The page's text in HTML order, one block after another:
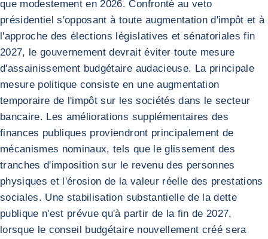
que modestement en 2026. Confronté au veto
présidentiel s'opposant à toute augmentation d'impôt et à
l'approche des élections législatives et sénatoriales fin
2027, le gouvernement devrait éviter toute mesure
d'assainissement budgétaire audacieuse. La principale
mesure politique consiste en une augmentation
temporaire de l'impôt sur les sociétés dans le secteur
bancaire. Les améliorations supplémentaires des
finances publiques proviendront principalement de
mécanismes nominaux, tels que le glissement des
tranches d'imposition sur le revenu des personnes
physiques et l'érosion de la valeur réelle des prestations
sociales. Une stabilisation substantielle de la dette
publique n'est prévue qu'à partir de la fin de 2027,
lorsque le conseil budgétaire nouvellement créé sera